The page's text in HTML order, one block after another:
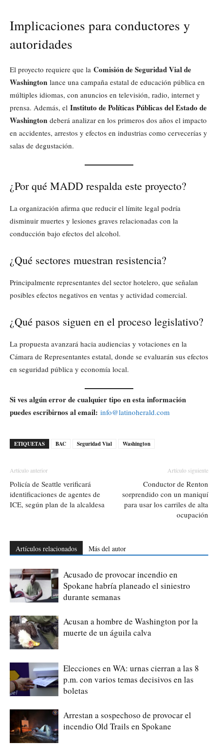
Implicaciones para conductores y
autoridades
El proyecto requiere que la Comisión de Seguridad Vial de
Washington lance una campaña estatal de educación pública en
múltiples idiomas, con anuncios en televisión, radio, internet y
prensa. Además, el Instituto de Políticas Públicas del Estado de
Washington deberá analizar en los primeros dos años el impacto
en accidentes, arrestos y efectos en industrias como cervecerías y
salas de degustación.
¿Por qué MADD respalda este proyecto?
La organización afirma que reducir el límite legal podría
disminuir muertes y lesiones graves relacionadas con la
conducción bajo efectos del alcohol.
¿Qué sectores muestran resistencia?
Principalmente representantes del sector hotelero, que señalan
posibles efectos negativos en ventas y actividad comercial.
¿Qué pasos siguen en el proceso legislativo?
La propuesta avanzará hacia audiencias y votaciones en la
Cámara de Representantes estatal, donde se evaluarán sus efectos
en seguridad pública y economía local.
Si ves algún error de cualquier tipo en esta información
puedes escribirnos al email: info@latinoherald.com
ETIQUETAS BAC Seguridad Vial Washington
Artículo anterior
Policía de Seattle verificará
identificaciones de agentes de
ICE, según plan de la alcaldesa
Artículo siguiente
Conductor de Renton
sorprendido con un maniquí
para usar los carriles de alta
ocupación
Artículos relacionados Más del autor
Acusado de provocar incendio en
Spokane habría planeado el siniestro
durante semanas
Acusan a hombre de Washington por la
muerte de un águila calva
Elecciones en WA: urnas cierran a las 8
p.m. con varios temas decisivos en las
boletas
Arrestan a sospechoso de provocar el
incendio Old Trails en Spokane